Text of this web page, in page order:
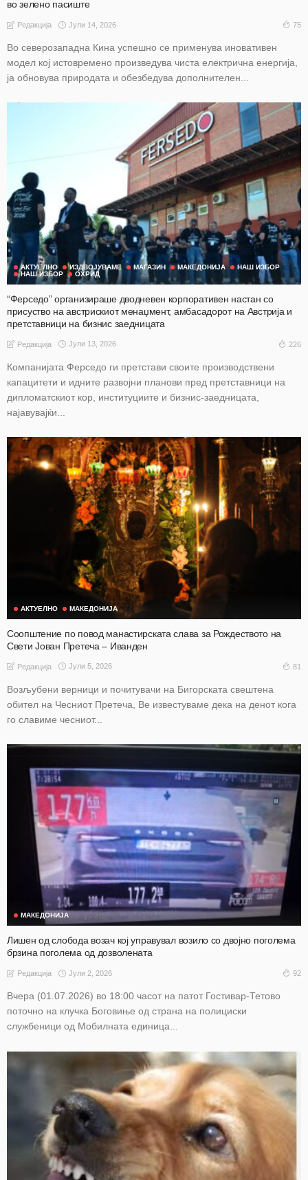
во зелено пасиште
Редакција Јули 14, 2026 75
Во северозападна Кина успешно се применува иновативен
модел кој истовремено произведува чиста електрична енергија,
ја обновува природата и обезбедува дополнителен...
АКТУЕЛНО ИЗДВОЈУВАМЕ МАГАЗИН МАКЕДОНИЈА
НАШ ИЗБОР
НАШ ИЗБОР
ОХРИД
“Ферседо” организираше дводневен корпоративен настан со
присуство на австрискиот менаџмент, амбасадорот на Австрија и
претставници на бизнис заедницата
Редакција Јули 13, 2026 226
Компанијата Ферседо ги претстави своите производствени
капацитети и идните развојни планови пред претставници на
дипломатскиот кор, институциите и бизнис-заедницата,
најавувајќи...
АКТУЕЛНО МАКЕДОНИЈА
Соопштение по повод манастирската слава за Рождеството на
Свети Јован Претеча – Иванден
Редакција Јули 5, 2026 81
Возљубени верници и почитувачи на Бигорската свештена
обител на Чесниот Претеча, Ве известуваме дека на денот кога
го славиме чесниот...
МАКЕДОНИЈА
Лишен од слобода возач кој управувал возило со двојно поголема
брзина поголема од дозволената
Редакција Јули 2, 2026 92
Вчера (01.07.2026) во 18:00 часот на патот Гостивар-Тетово
поточно на клучка Боговиње од страна на полициски
службеници од Мобилната единица...